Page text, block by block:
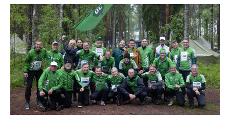
tulokset
Kotka-
Jukolassa
2026